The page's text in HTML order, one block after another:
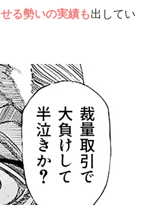
る勢いの実績も出してい